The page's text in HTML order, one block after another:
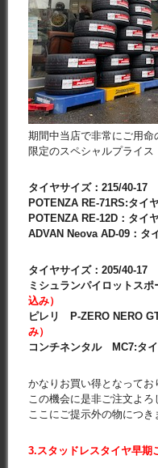
期間中当店で非常にご用
限定のスペシャルプライス
タイヤサイズ：215/40-17
POTENZA RE-71RS:タイ
POTENZA RE-12D：タイ
ADVAN Neova AD-09：タ
タイヤサイズ：205/40-17
ミシュランパイロットス
込み）
ピレリ P-ZERO NERO
み）
コンチネンタル MC7:タ
かなりお買い得となってお
この機会に是非ご注文よろ
ここにご提示外の物につき
3.スタッドレスタイヤ早期